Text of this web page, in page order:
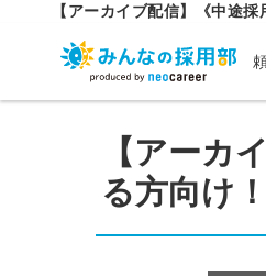
【アーカイブ配信】《中途
【アーカ
る方向け